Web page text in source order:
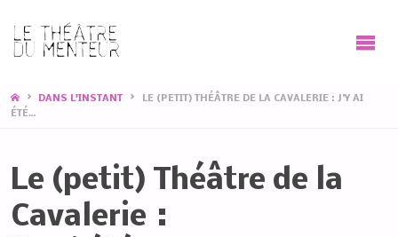
HOMEDANS L'INSTANT
LE (PETIT) THÉÂTRE DE LA CAVALERIE : J’Y AI
ÉTÉ…
Le (petit) Théâtre de la
Cavalerie :